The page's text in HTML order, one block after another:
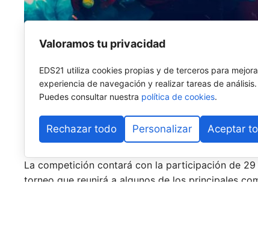
Madrid será el escenario de losFIP World Cup
el Mundial de Pádel de Doha 2026. Del22 al 26
, que
mundialista.
La competición contará con la participación de
torneo que reunirá a algunos de los principales
Valoramos tu privacidad
EDS21 utiliza cookies propias y de terceros para
experiencia de navegación y realizar tareas de análisis.
Puedes consultar nuestra política de cookies.
Rechazar todo Personalizar Aceptar